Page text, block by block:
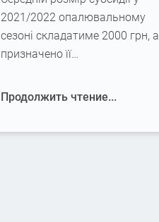
2021/2022 опалювальному
сезоні складатиме 2000 грн, а
призначено її…
Продолжить чтение...